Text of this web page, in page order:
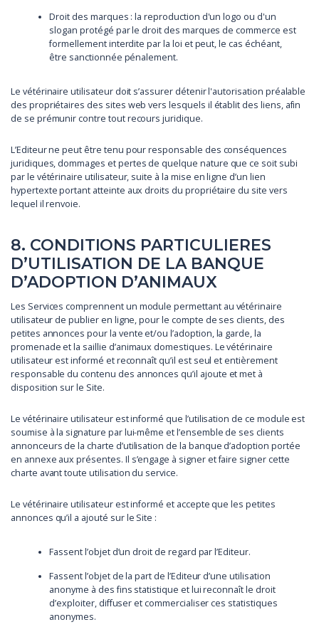
Droit des marques : la reproduction d'un logo ou d'un
slogan protégé par le droit des marques de commerce est
formellement interdite par la loi et peut, le cas échéant,
être sanctionnée pénalement.
Le vétérinaire utilisateur doit s’assurer détenir l'autorisation préalable
des propriétaires des sites web vers lesquels il établit des liens, afin
de se prémunir contre tout recours juridique.
L’Editeur ne peut être tenu pour responsable des conséquences
juridiques, dommages et pertes de quelque nature que ce soit subi
par le vétérinaire utilisateur, suite à la mise en ligne d’un lien
hypertexte portant atteinte aux droits du propriétaire du site vers
lequel il renvoie.
8. CONDITIONS PARTICULIERES
D’UTILISATION DE LA BANQUE
D’ADOPTION D’ANIMAUX
Les Services comprennent un module permettant au vétérinaire
utilisateur de publier en ligne, pour le compte de ses clients, des
petites annonces pour la vente et/ou l’adoption, la garde, la
promenade et la saillie d’animaux domestiques. Le vétérinaire
utilisateur est informé et reconnaît qu’il est seul et entièrement
responsable du contenu des annonces qu’il ajoute et met à
disposition sur le Site.
Le vétérinaire utilisateur est informé que l’utilisation de ce module est
soumise à la signature par lui-même et l’ensemble de ses clients
annonceurs de la charte d’utilisation de la banque d’adoption portée
en annexe aux présentes. Il s’engage à signer et faire signer cette
charte avant toute utilisation du service.
Le vétérinaire utilisateur est informé et accepte que les petites
annonces qu’il a ajouté sur le Site :
Fassent l’objet d’un droit de regard par l’Editeur.
Fassent l’objet de la part de l’Editeur d’une utilisation
anonyme à des fins statistique et lui reconnaît le droit
d’exploiter, diffuser et commercialiser ces statistiques
anonymes.